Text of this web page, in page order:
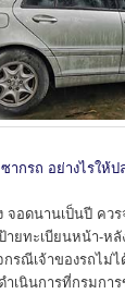
ากรถ อย่างไรให้
จอดนานเป็นปี คว
ายทะเบียนหน้า-ห
ณีเจ้าของรถไม่ไ
เนินการที่กรมกา